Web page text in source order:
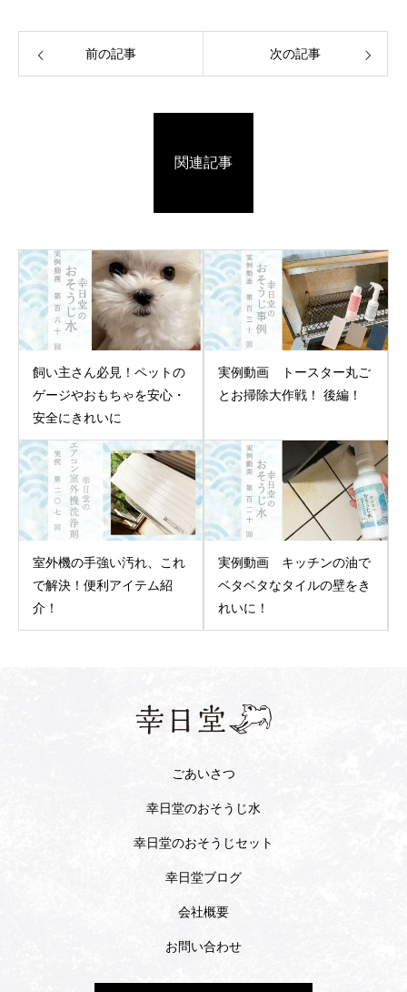
前の記事 次の記事
関連記事
飼い主さん必見！ペットの
ゲージやおもちゃを安心・
安全にきれいに
実例動画 トースター丸ご
とお掃除大作戦！ 後編！
室外機の手強い汚れ、これ
で解決！便利アイテム紹
介！
実例動画 キッチンの油で
ベタベタなタイルの壁をき
れいに！
ごあいさつ
幸日堂のおそうじ水
幸日堂のおそうじセット
幸日堂ブログ
会社概要
お問い合わせ